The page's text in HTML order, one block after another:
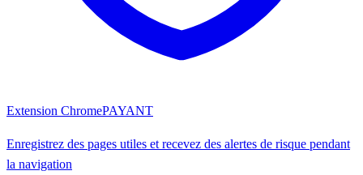
Extension ChromePAYANT
Enregistrez des pages utiles et recevez des alertes de risque pendant
la navigation